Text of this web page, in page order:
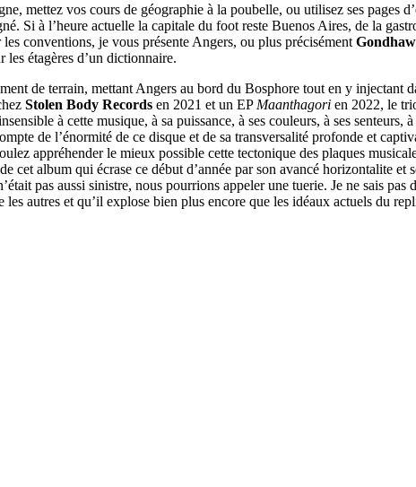
mettez vos cours de géographie à la poubelle, ou utilisez ses pages
Si à l’heure actuelle la capitale du foot reste Buenos Aires, de la
conventions, je vous présente Angers, ou plus précisément
étagères d’un dictionnaire.
de terrain, mettant Angers au bord du Bosphore tout en y injectant
Stolen Body Records en 2021 et un EP Maanthagori en 2022, le
à cette musique, à sa puissance, à ses couleurs, à ses senteurs,
de l’énormité de ce disque et de sa transversalité profonde et
appréhender le mieux possible cette tectonique des plaques
cet album qui écrase ce début d’année par son avancé horizontalite et
pas aussi sinistre, nous pourrions appeler une tuerie. Je ne sais
autres et qu’il explose bien plus encore que les idéaux actuels du